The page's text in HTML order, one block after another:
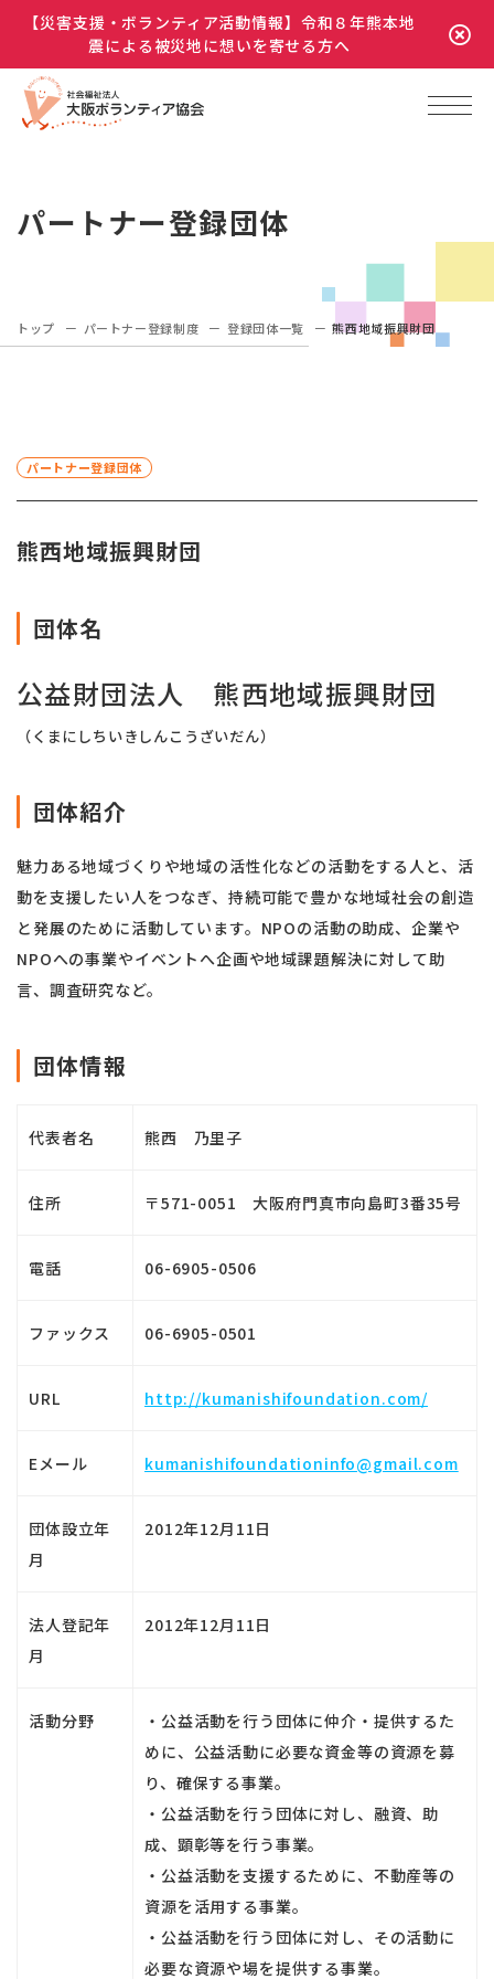
【災害支援・ボランティア活動情報】令和８年熊本地
震による被災地に想いを寄せる方へ
パートナー登録団体
トップ パートナー登録制度 登録団体一覧 熊西地域振興財団
パートナー登録団体
熊西地域振興財団
団体名
公益財団法人 熊西地域振興財団
（くまにしちいきしんこうざいだん）
団体紹介
魅力ある地域づくりや地域の活性化などの活動をする人と、活
動を支援したい人をつなぎ、持続可能で豊かな地域社会の創造
と発展のために活動しています。NPOの活動の助成、企業や
NPOへの事業やイベントへ企画や地域課題解決に対して助
言、調査研究など。
団体情報
代表者名 熊西 乃里子
住所 〒571-0051 大阪府門真市向島町3番35号
電話 06-6905-0506
ファックス 06-6905-0501
URL http://kumanishifoundation.com/
Eメール kumanishifoundationinfo@gmail.com
団体設立年
月
2012年12月11日
法人登記年
月
2012年12月11日
活動分野
・公益活動を行う団体に仲介・提供するた
めに、公益活動に必要な資金等の資源を募
り、確保する事業。
・公益活動を行う団体に対し、融資、助
成、顕彰等を行う事業。
・公益活動を支援するために、不動産等の
資源を活用する事業。
・公益活動を行う団体に対し、その活動に
必要な資源や場を提供する事業。